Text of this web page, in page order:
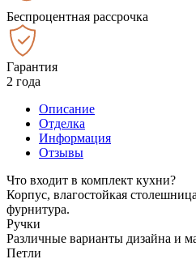
Беспроцентная рассрочка
Гарантия
2 года
Описание
Отделка
Информация
Отзывы
Что входит в комплект кухни?
Корпус, влагостойкая
фурнитура.
Ручки
Различные варианты дизайна и
Петли